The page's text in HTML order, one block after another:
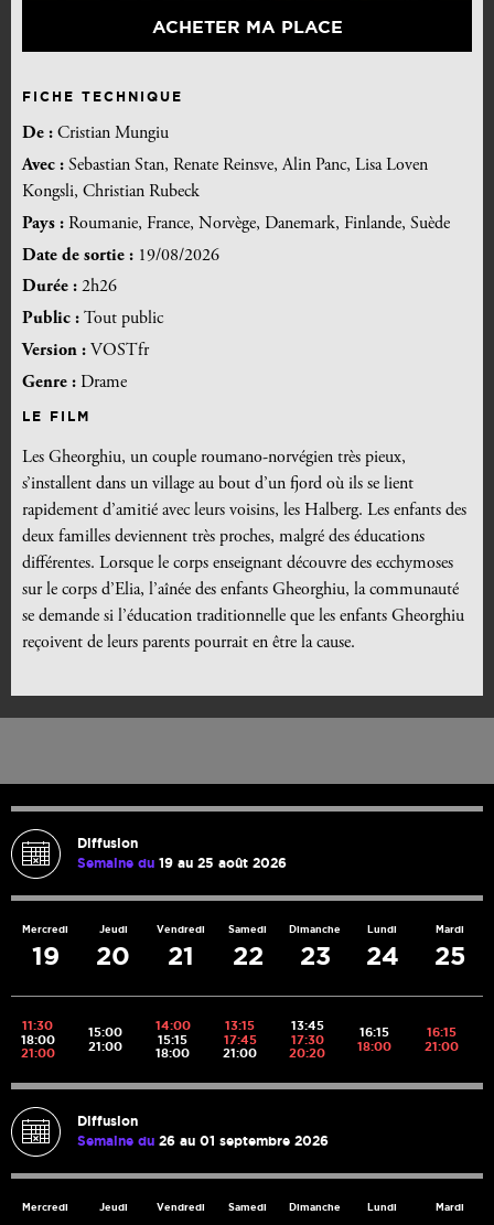
ACHETER MA PLACE
FICHE TECHNIQUE
De : Cristian Mungiu
Avec : Sebastian Stan, Renate Reinsve, Alin Panc, Lisa Loven
Kongsli, Christian Rubeck
Pays : Roumanie, France, Norvège, Danemark, Finlande, Suède
Date de sortie : 19/08/2026
Durée : 2h26
Public : Tout public
Version : VOSTfr
Genre : Drame
LE FILM
Les Gheorghiu, un couple roumano-norvégien très pieux,
s’installent dans un village au bout d’un fjord où ils se lient
rapidement d’amitié avec leurs voisins, les Halberg. Les enfants des
deux familles deviennent très proches, malgré des éducations
différentes. Lorsque le corps enseignant découvre des ecchymoses
sur le corps d’Elia, l’aînée des enfants Gheorghiu, la communauté
se demande si l’éducation traditionnelle que les enfants Gheorghiu
reçoivent de leurs parents pourrait en être la cause.
Diffusion
Semaine du 19 au 25 août 2026
Mercredi
19
Jeudi
20
Vendredi
21
Samedi
22
Dimanche
23
Lundi
24
Mardi
25
11:30
18:00
21:00
15:00
21:00
14:00
15:15
18:00
13:15
17:45
21:00
13:45
17:30
20:20
16:15
18:00
16:15
21:00
Diffusion
Semaine du 26 au 01 septembre 2026
Mercredi Jeudi Vendredi Samedi Dimanche Lundi Mardi